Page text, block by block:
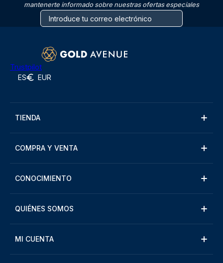
mantenerte informado sobre nuestras ofertas especiales
Trustpilot
ES EUR
TIENDA
COMPRA Y VENTA
CONOCIMIENTO
QUIÉNES SOMOS
MI CUENTA